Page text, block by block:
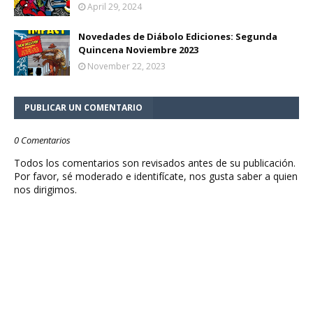
April 29, 2024
Novedades de Diábolo Ediciones: Segunda
Quincena Noviembre 2023
November 22, 2023
PUBLICAR UN COMENTARIO
0 Comentarios
Todos los comentarios son revisados antes de su publicación.
Por favor, sé moderado e identifícate, nos gusta saber a quien
nos dirigimos.